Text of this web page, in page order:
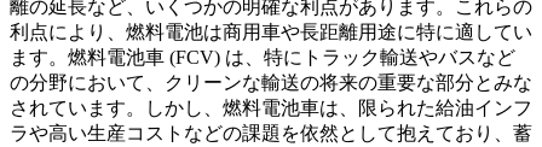
離の延長など、いくつかの明確な利点があります。これらの
利点により、燃料電池は商用車や長距離用途に特に適してい
ます。燃料電池車 (FCV) は、特にトラック輸送やバスなど
の分野において、クリーンな輸送の将来の重要な部分とみな
されています。しかし、燃料電池車は、限られた給油インフ
ラや高い生産コストなどの課題を依然として抱えており、蓄